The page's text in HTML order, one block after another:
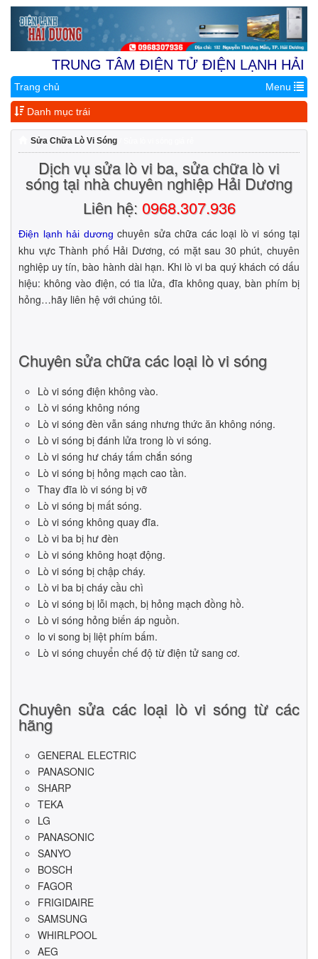
TRUNG TÂM ĐIỆN TỬ ĐIỆN LẠNH HẢI
Địa Chỉ 1:Nhà Vườn 9.4A
Trang chủ Menu
Danh mục trái
Sửa Chữa Lò Vi Sóng
Dịch vụ sửa lò vi ba, sửa chữa lò vi
sóng tại nhà chuyên nghiệp Hải Dương
Liên hệ: 0968.307.936
Điện lạnh hải dương chuyên sửa chữa các loại lò vi sóng tại
khu vực Thành phố Hải Dương, có mặt sau 30 phút, chuyên
nghiệp uy tín, bào hành dài hạn. Khi lò vi ba quý khách có dấu
hiệu: không vào điện, có tia lửa, đĩa không quay, bàn phím bị
hỏng…hãy liên hệ với chúng tôi.
Chuyên sửa chữa các loại lò vi sóng
Lò vi sóng điện không vào.
Lò vi sóng không nóng
Lò vi sóng đèn vẫn sáng nhưng thức ăn không nóng.
Lò vi sóng bị đánh lửa trong lò vi sóng.
Lò vi sóng hư cháy tấm chắn sóng
Lò vi sóng bị hỏng mạch cao tần.
Thay đĩa lò vi sóng bị vỡ
Lò vi sóng bị mất sóng.
Lò vi sóng không quay đĩa.
Lò vi ba bị hư đèn
Lò vi sóng không hoạt động.
Lò vi sóng bị chập cháy.
Lò vi ba bị cháy cầu chì
Lò vi sóng bị lỗi mạch, bị hỏng mạch đồng hồ.
Lò vi sóng hỏng biến áp nguồn.
lo vi song bị liệt phím bấm.
Lò vi sóng chuyển chế độ từ điện tử sang cơ.
Chuyên sửa các loại lò vi sóng từ các
hãng
GENERAL ELECTRIC
PANASONIC
SHARP
TEKA
LG
PANASONIC
SANYO
BOSCH
FAGOR
FRIGIDAIRE
SAMSUNG
WHIRLPOOL
AEG